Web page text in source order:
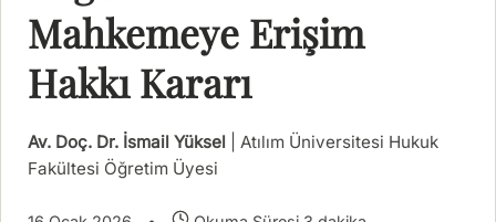
Mahkemeye Erişim
Hakkı Kararı
Av. Doç. Dr. İsmail Yüksel | Atılım Üniversitesi Hukuk
Fakültesi Öğretim Üyesi